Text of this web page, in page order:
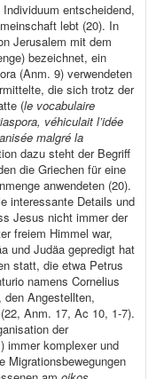
entscheidend,
lebt (20). In
Jerusalem mit dem
bezeichnet, ein
(Anm. 9) verwendeten
die sich trotz der
(le vocabulaire
véhiculait l’idée
malgré la
dazu steht der Begriff
die Griechen für eine
anwendeten (20).
interessante Details und
Jesus nicht immer der
freiem Himmel war,
und Judäa gepredigt hat
statt, die etwa Petrus
namens Cornelius
Angestellten,
Anm. 17, Ac 10, 1-7).
der
immer komplexer und
Migrationsbewegungen